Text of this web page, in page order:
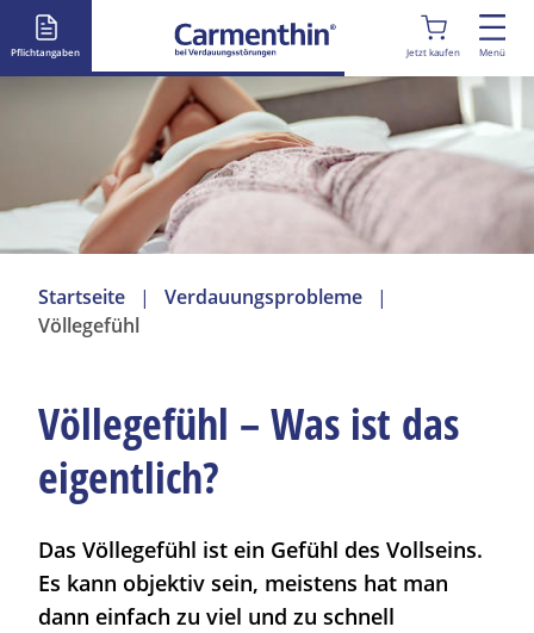
r
u
m
Pflichtangaben Jetzt kaufen Menü
Startseite
Verdauungsprobleme
Völlegefühl
Völlegefühl – Was ist das
eigentlich?
Das Völlegefühl ist ein Gefühl des Vollseins.
Es kann objektiv sein, meistens hat man
dann einfach zu viel und zu schnell